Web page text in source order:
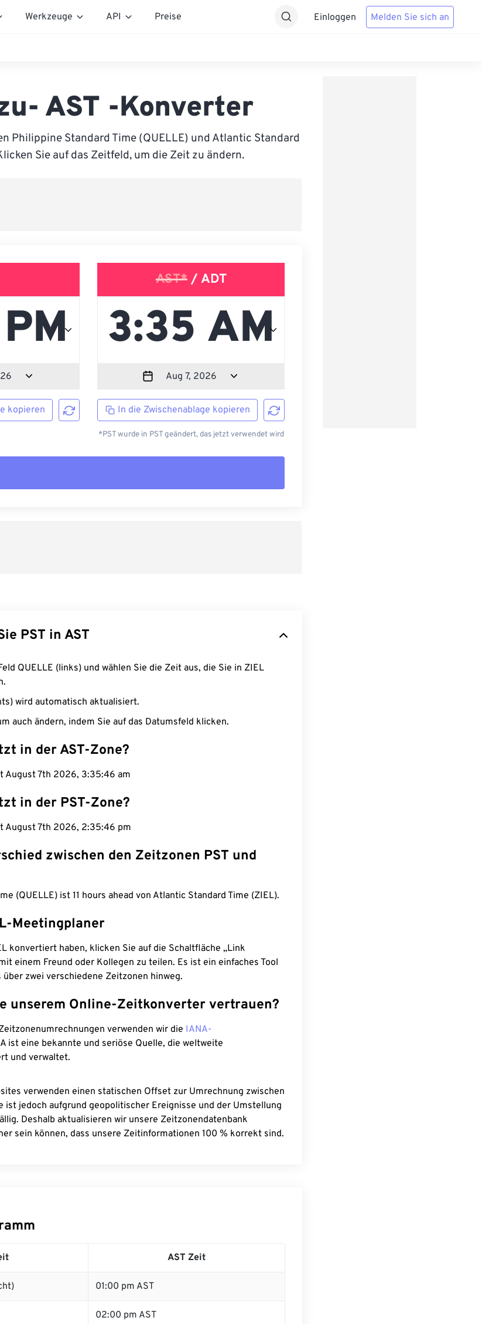
Werkzeuge API Preise Einloggen Melden Sie sich an
AST -Konverter
Philippine Standard Time (QUELLE) und Atlantic Standard
Sie auf das Zeitfeld, um die Zeit zu ändern.
kopieren
AST*/ ADT
In die Zwischenablage kopieren
*PST wurde in PST geändert, das jetzt verwendet wird
PST in AST
QUELLE (links) und wählen Sie die Zeit aus, die Sie in ZIEL
wird automatisch aktualisiert.
auch ändern, indem Sie auf das Datumsfeld klicken.
in der AST-Zone?
August 7th 2026, 3:35:47 am
in der PST-Zone?
August 7th 2026, 2:35:47 pm
zwischen den Zeitzonen PST und
(QUELLE) ist 11 hours ahead von Atlantic Standard Time (ZIEL).
Meetingplaner
konvertiert haben, klicken Sie auf die Schaltfläche „Link
einem Freund oder Kollegen zu teilen. Es ist ein einfaches Tool
zwei verschiedene Zeitzonen hinweg.
unserem Online-Zeitkonverter vertrauen?
verwenden wir die IANA-
ist eine bekannte und seriöse Quelle, die weltweite
und verwaltet.
verwenden einen statischen Offset zur Umrechnung zwischen
ist jedoch aufgrund geopolitischer Ereignisse und der Umstellung
Deshalb aktualisieren wir unsere Zeitzonendatenbank
sein können, dass unsere Zeitinformationen 100 % korrekt sind.
AST Zeit
01:00 pm AST
02:00 pm AST